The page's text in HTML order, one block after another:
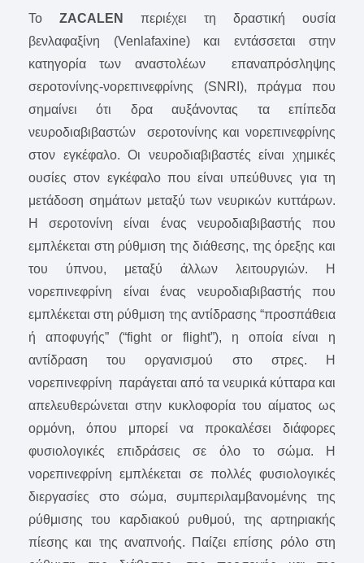
To ZACALEN
περιέχει τη δραστική ουσία
βενλαφαξίνη (Venlafaxine) και εντάσσεται στην
κατηγορία των αναστολέων επαναπρόσληψης
σεροτονίνης-νορεπινεφρίνης (SNRI), πράγμα που
σημαίνει ότι δρα αυξάνοντας τα επίπεδα
νευροδιαβιβαστών σεροτονίνης και νορεπινεφρίνης
στον εγκέφαλο. Οι νευροδιαβιβαστές είναι χημικές
ουσίες στον εγκέφαλο που είναι υπεύθυνες για τη
μετάδοση σημάτων μεταξύ των νευρικών κυττάρων.
Η σεροτονίνη είναι ένας νευροδιαβιβαστής που
εμπλέκεται στη ρύθμιση της διάθεσης, της όρεξης και
του ύπνου, μεταξύ άλλων λειτουργιών. Η
νορεπινεφρίνη είναι ένας νευροδιαβιβαστής που
εμπλέκεται στη ρύθμιση της αντίδρασης “προσπάθεια
ή αποφυγής” (“fight or flight”), η οποία είναι η
αντίδραση του οργανισμού στο στρες. Η
νορεπινεφρίνη παράγεται από τα νευρικά κύτταρα και
απελευθερώνεται στην κυκλοφορία του αίματος ως
ορμόνη, όπου μπορεί να προκαλέσει διάφορες
φυσιολογικές επιδράσεις σε όλο το σώμα. Η
νορεπινεφρίνη εμπλέκεται σε πολλές φυσιολογικές
διεργασίες στο σώμα, συμπεριλαμβανομένης της
ρύθμισης του καρδιακού ρυθμού, της αρτηριακής
πίεσης και της αναπνοής. Παίζει επίσης ρόλο στη